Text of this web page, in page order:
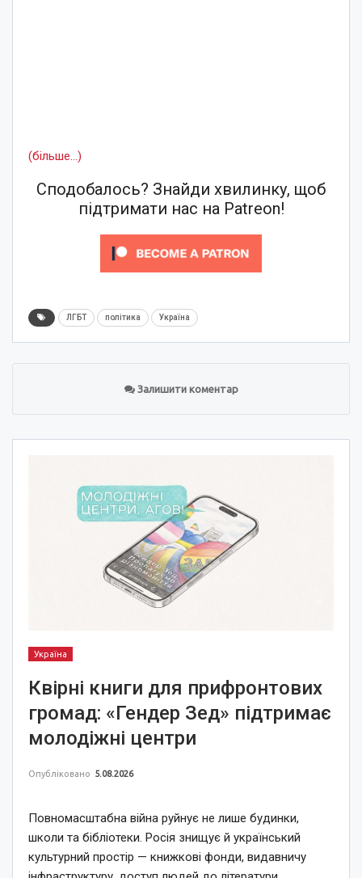
(більше…)
Сподобалось? Знайди хвилинку, щоб
підтримати нас на Patreon!
ЛГБТ політика Україна
Залишити коментар
Україна
Квірні книги для прифронтових
громад: «Гендер Зед» підтримає
молодіжні центри
Опубліковано 5.08.2026
Повномасштабна війна руйнує не лише будинки,
школи та бібліотеки. Росія знищує й український
культурний простір — книжкові фонди, видавничу